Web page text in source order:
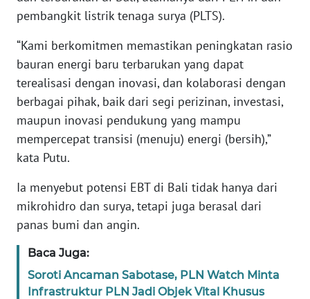
pembangkit listrik tenaga surya (PLTS).
“Kami berkomitmen memastikan peningkatan rasio
bauran energi baru terbarukan yang dapat
terealisasi dengan inovasi, dan kolaborasi dengan
berbagai pihak, baik dari segi perizinan, investasi,
maupun inovasi pendukung yang mampu
mempercepat transisi (menuju) energi (bersih),”
kata Putu.
Ia menyebut potensi EBT di Bali tidak hanya dari
mikrohidro dan surya, tetapi juga berasal dari
panas bumi dan angin.
Baca Juga:
Soroti Ancaman Sabotase, PLN Watch Minta
Infrastruktur PLN Jadi Objek Vital Khusus
WN
BANTEN
WN
NTT
WN
KEPRI
WN
PAPUA
PAPUA
BARAT